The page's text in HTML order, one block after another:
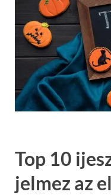
Top 10
jelmez az